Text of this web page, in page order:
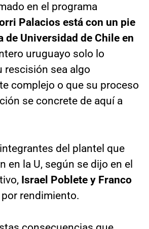
en el programa
Palacios está con un pie
de Universidad de Chile en
uruguayo solo lo
rescisión sea algo
complejo o que su proceso
se concrete de aquí a
del plantel que
en la U, según se dijo en el
Israel Poblete y Franco
rendimiento.